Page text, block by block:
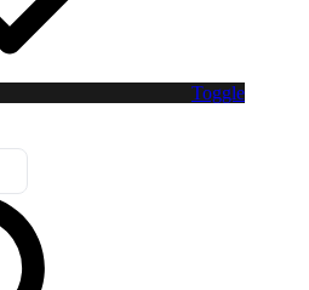
Toggle